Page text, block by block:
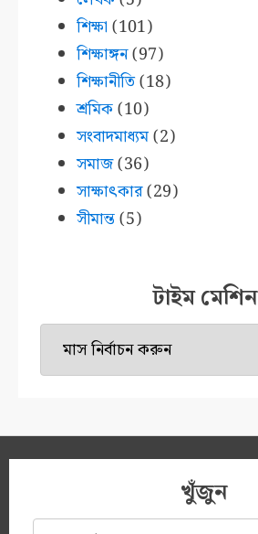
শিক্ষা (101)
শিক্ষাঙ্গন(97)
শিক্ষানীতি(18)
শ্রমিক(10)
সংবাদমাধ্যম(2)
সমাজ(36)
সাক্ষাৎকার(29)
সীমান্ত(5)
টাইম মেশিন
টাইম
মেশিন
খুঁজুন
অনুসন্ধানঃ